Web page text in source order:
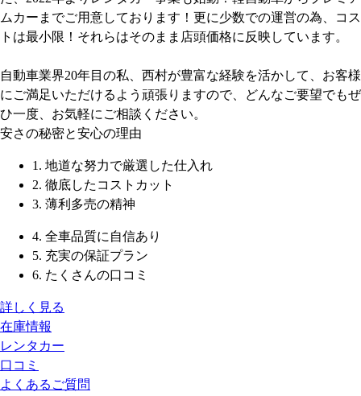
ムカーまでご用意しております！更に少数での運営の為、コス
トは最小限！それらはそのまま店頭価格に反映しています。
自動車業界20年目の私、西村が豊富な経験を活かして、お客様
にご満足いただけるよう頑張りますので、どんなご要望でもぜ
ひ一度、お気軽にご相談ください。
安さの秘密と安心の理由
1. 地道な努力で厳選した仕入れ
2. 徹底したコストカット
3. 薄利多売の精神
4. 全車品質に自信あり
5. 充実の保証プラン
6. たくさんの口コミ
詳しく見る
在庫情報
レンタカー
口コミ
よくあるご質問